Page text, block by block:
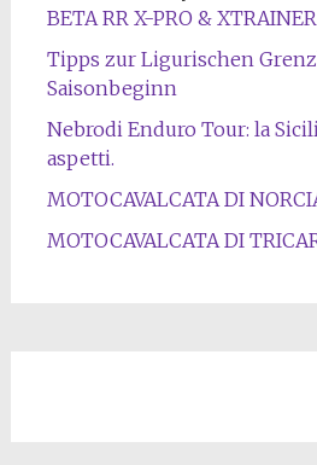
BETA RR X-PRO &
Tipps zur Ligurischen
Saisonbeginn
Nebrodi Enduro Tour: la
aspetti.
MOTOCAVALCATA DI
MOTOCAVALCATA DI